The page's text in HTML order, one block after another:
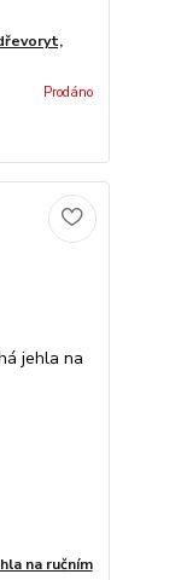
Prodáno
na ručním